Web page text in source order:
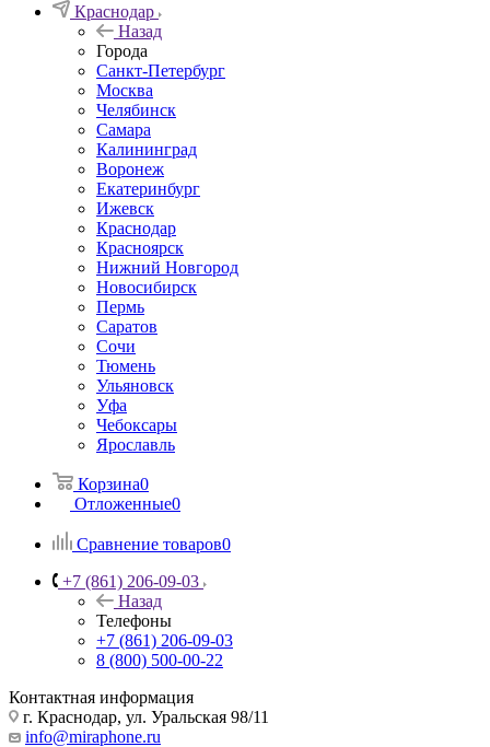
Краснодар
Назад
Города
Санкт-Петербург
Москва
Челябинск
Самара
Калининград
Воронеж
Екатеринбург
Ижевск
Краснодар
Красноярск
Нижний Новгород
Новосибирск
Пермь
Саратов
Сочи
Тюмень
Ульяновск
Уфа
Чебоксары
Ярославль
Корзина0
Отложенные0
Сравнение товаров0
+7 (861) 206-09-03
Назад
Телефоны
+7 (861) 206-09-03
8 (800) 500-00-22
Контактная информация
г. Краснодар, ул. Уральская 98/11
info@miraphone.ru